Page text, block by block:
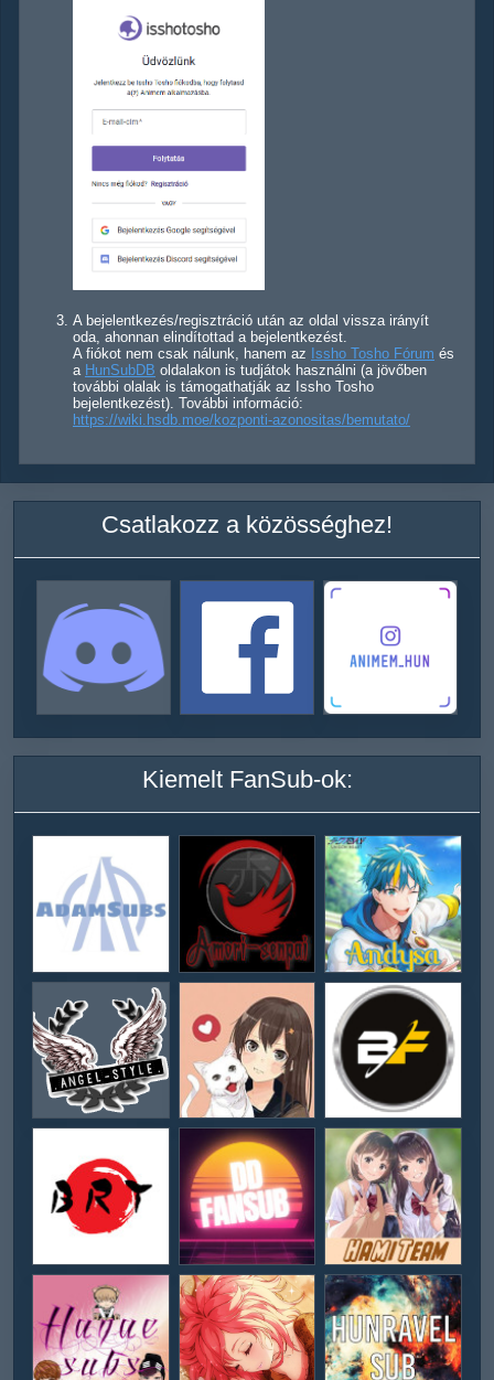
A bejelentkezés/regisztráció után az oldal vissza irányít
oda, ahonnan elindítottad a bejelentkezést.
A fiókot nem csak nálunk, hanem az Issho Tosho Fórum és
a HunSubDB oldalakon is tudjátok használni (a jövőben
további olalak is támogathatják az Issho Tosho
bejelentkezést). További információ:
https://wiki.hsdb.moe/kozponti-azonositas/bemutato/
Csatlakozz a közösséghez!
Kiemelt FanSub-ok: